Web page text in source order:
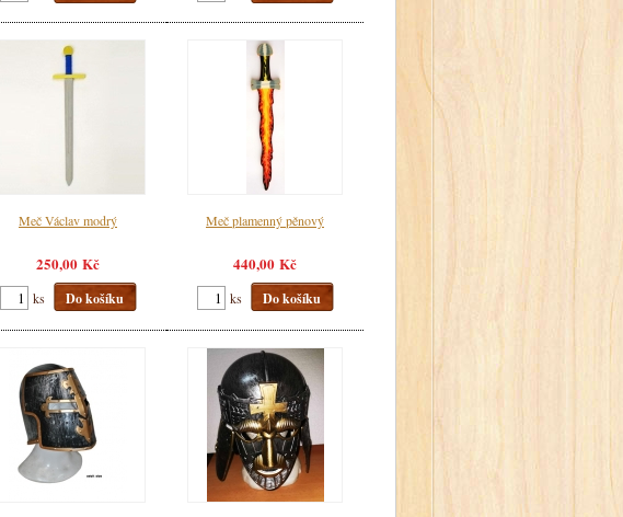
Meč Václav modrý
250,00 Kč
ks Do košíku
Meč plamenný pěnový
440,00 Kč
ks Do košíku